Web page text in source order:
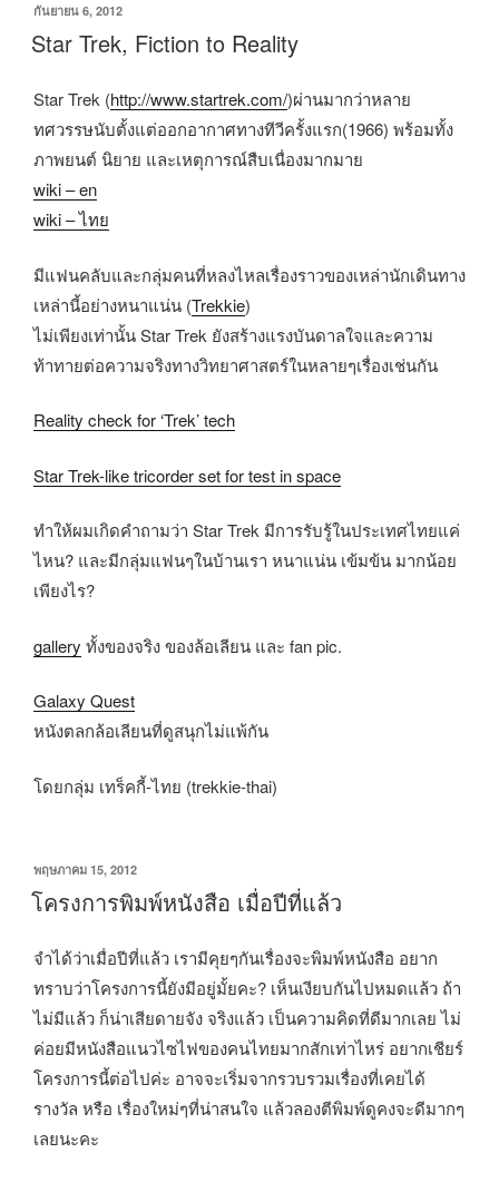
44
เฮฟ
ลา
ส
เตอร์”
เขียน
ที่
กันยายน 6, 2012
Star Trek, Fiction to Reality
Star Trek (http://www.startrek.com/)ผ่านมากว่าหลาย
ทศวรรษนับตั้งแต่ออกอากาศทางทีวีครั้งแรก(1966) พร้อมทั้ง
ภาพยนต์ นิยาย และเหตุการณ์สืบเนื่องมากมาย
wiki – en
wiki – ไทย
มีแฟนคลับและกลุ่มคนที่หลงไหลเรื่องราวของเหล่านักเดินทาง
เหล่านี้อย่างหนาแน่น (Trekkie)
ไม่เพียงเท่านั้น Star Trek ยังสร้างแรงบันดาลใจและความ
ท้าทายต่อความจริงทางวิทยาศาสตร์ในหลายๆเรื่องเช่นกัน
Reality check for ‘Trek’ tech
Star Trek-like tricorder set for test in space
ทำให้ผมเกิดคำถามว่า Star Trek มีการรับรู้ในประเทศไทยแค่
ไหน? และมีกลุ่มแฟนๆในบ้านเรา หนาแน่น เข้มข้น มากน้อย
เพียงไร?
gallery ทั้งของจริง ของล้อเลียน และ fan pic.
Galaxy Quest
หนังตลกล้อเลียนที่ดูสนุกไม่แพ้กัน
โดยกลุ่ม เทร็คกี้-ไทย (trekkie-thai)
เขียน
วัน
ที่
พฤษภาคม 15, 2012
โครงการพิมพ์หนังสือ เมื่อปีที่แล้ว
จำได้ว่าเมื่อปีที่แล้ว เรามีคุยๆกันเรื่องจะพิมพ์หนังสือ อยาก
ทราบว่าโครงการนี้ยังมีอยู่มั้ยคะ? เห็นเงียบกันไปหมดแล้ว ถ้า
ไม่มีแล้ว ก็น่าเสียดายจัง จริงแล้ว เป็นความคิดที่ดีมากเลย ไม่
ค่อยมีหนังสือแนวไซไฟของคนไทยมากสักเท่าไหร่ อยากเชียร์
โครงการนี้ต่อไปค่ะ อาจจะเริ่มจากรวบรวมเรื่องที่เคยได้
รางวัล หรือ เรื่องใหม่ๆที่น่าสนใจ แล้วลองตีพิมพ์ดูคงจะดีมากๆ
เลยนะคะ